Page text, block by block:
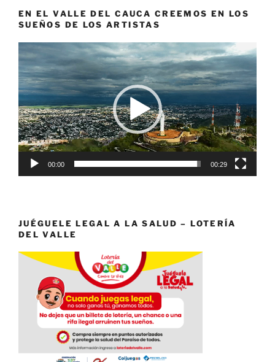
EN EL VALLE DEL CAUCA CREEMOS EN LOS
SUEÑOS DE LOS ARTISTAS
Reproductor
de
vídeo
00:00 00:29
JUÉGUELE LEGAL A LA SALUD – LOTERÍA
DEL VALLE